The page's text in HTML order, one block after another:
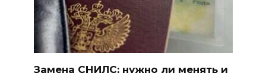
Замена СНИЛС: нужно ли менять и